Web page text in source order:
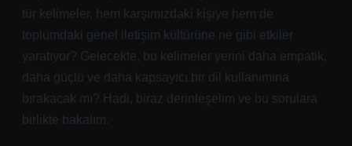
tür kelimeler, hem karşımızdaki kişiye hem de
toplumdaki genel iletişim kültürüne ne gibi etkiler
yaratıyor? Gelecekte, bu kelimeler yerini daha empatik,
daha güçlü ve daha kapsayıcı bir dil kullanımına
bırakacak mı? Hadi, biraz derinleşelim ve bu sorulara
birlikte bakalım.